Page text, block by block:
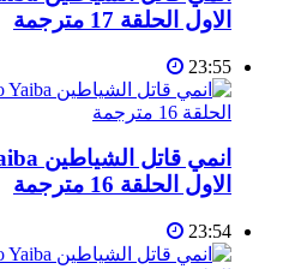
الاول الحلقة 17 مترجمة
23:55
الاول الحلقة 16 مترجمة
23:54